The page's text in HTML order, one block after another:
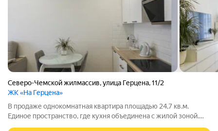
Северо-Чемской жилмассив,улица Герцена,11/2
ЖК «На Герцена»
В продаже однокомнатная квартира площадью 24,7 кв.м.
Единое пространство, где кухня объединена с жилой зоной.